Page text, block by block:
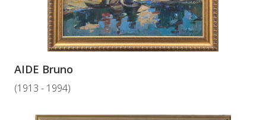
AIDE Bruno
(1913 - 1994)